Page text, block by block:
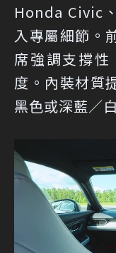
Honda Civic
入專屬細節。
席強調支撐
度。內裝材質
黑色或深藍／